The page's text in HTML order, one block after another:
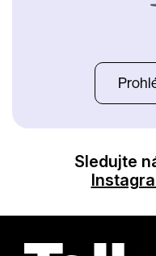
Sledujte